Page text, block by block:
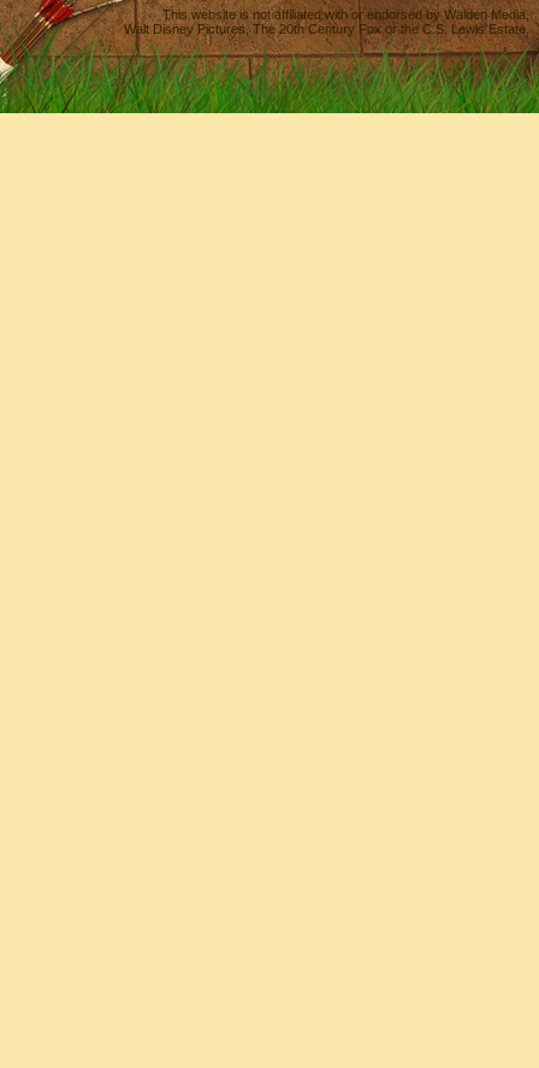
This website is not affiliated with or endorsed byWalden Media
Walt Disney Pictures,The 20th Century Fox or the C.S. Lewis Estate.